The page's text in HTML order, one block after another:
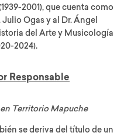
2001), que cuenta como
Ogas y al Dr. Ángel
del Arte y Musicología
2024).
Responsable
Territorio Mapuche
se deriva del título de un